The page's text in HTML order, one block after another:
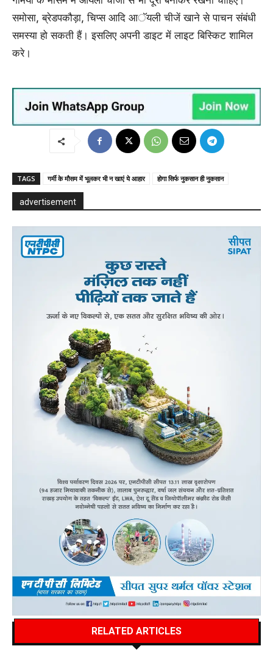
समोसा, ब्रेडपकौड़ा, चिप्स आदि आॅयली चीजें खाने से पाचन संबंधी
समस्या हो सकती हैं। इसलिए अपनी डाइट में लाइट बिस्किट शामिल
करे।
TAGS गर्मी के मौसम में भूलकर भी न खाएं ये आहार होगा सिर्फ नुकसान ही नुकसान
advertisement
RELATED ARTICLES